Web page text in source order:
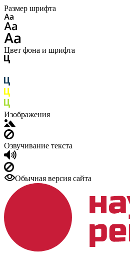
Размер шрифта
Цвет фона и шрифта
Изображения
Озвучивание текста
Обычная версия сайта